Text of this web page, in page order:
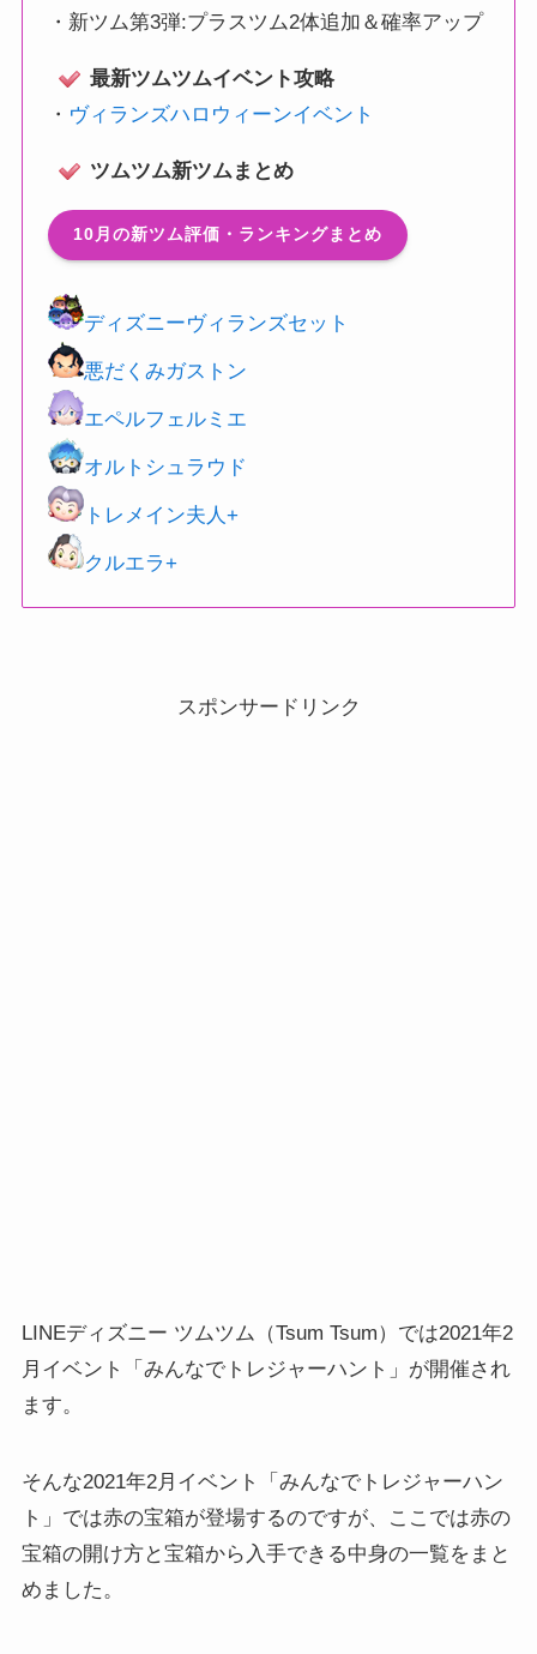
・ 新ツム第3弾:プラスツム2体追加＆確率アップ
最新ツムツムイベント攻略
・ ヴィランズハロウィーンイベント
ツムツム新ツムまとめ
10月の新ツム評価・ランキングまとめ
ディズニーヴィランズセット
悪だくみガストン
エペルフェルミエ
オルトシュラウド
トレメイン夫人+
クルエラ+
スポンサードリンク
LINEディズニー ツムツム（Tsum Tsum）では2021年2
月イベント「みんなでトレジャーハント」が開催され
ます。
そんな2021年2月イベント「みんなでトレジャーハン
ト」では赤の宝箱が登場するのですが、ここでは赤の
宝箱の開け方と宝箱から入手できる中身の一覧をまと
めました。